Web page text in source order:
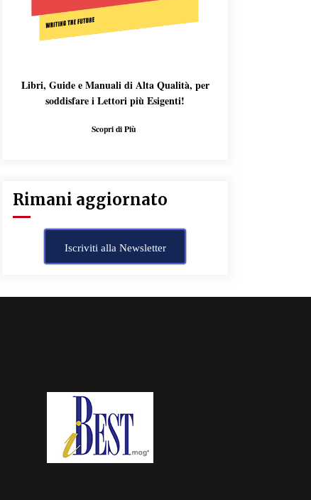
Libri, Guide e Manuali di Alta Qualità, per
soddisfare i Lettori più Esigenti!
Scopri di Più
Rimani aggiornato
Iscriviti alla Newsletter